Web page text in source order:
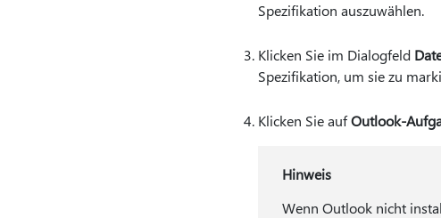
Spezifikation auszuwählen.
Klicken Sie im Dialogfeld
Spezifikation, um sie zu
Klicken Sie aufOutlook-
Hinweis
Wenn Outlook nicht